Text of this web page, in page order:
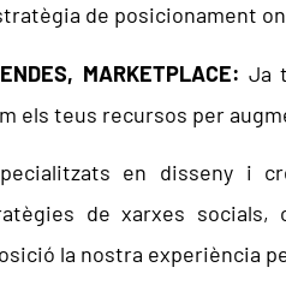
de posicionament
MARKETPLACE: Ja
els teus recursos per
en disseny i
de xarxes
la nostra experiència